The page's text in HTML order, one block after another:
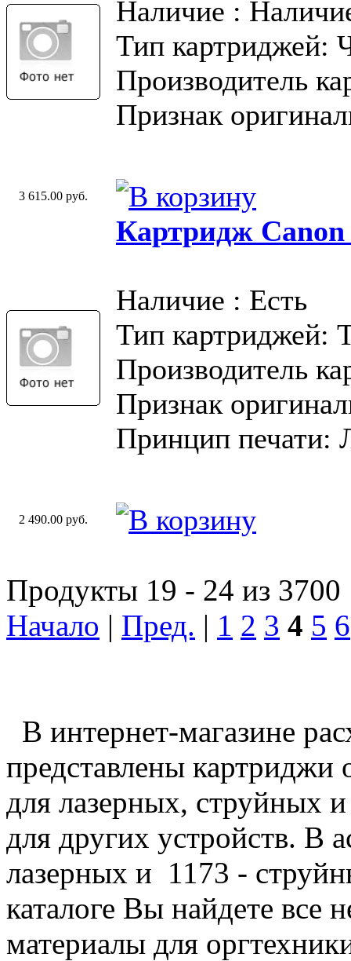
Наличие :
Тип картриджей:
Производитель
Признак
3 615.00 руб.
Картридж Canon
Наличие : Есть
Тип картриджей:
Производитель
Признак
Принцип печати:
2 490.00 руб.
Продукты 19 - 24 из 3700
Начало | Пред. | 1 2 3 4 5 6
В интернет-магазине
представлены
для лазерных, струйных
для других устройств. В
лазерных и 1173 -
каталоге Вы найдете все
материалы для